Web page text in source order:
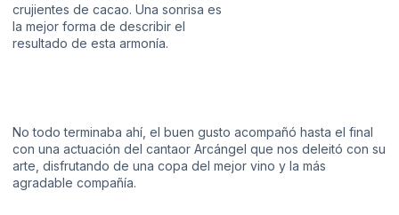
crujientes de cacao. Una sonrisa es
la mejor forma de describir el
resultado de esta armonía.
No todo terminaba ahí, el buen gusto acompañó hasta el final
con una actuación del cantaor Arcángel que nos deleitó con su
arte, disfrutando de una copa del mejor vino y la más
agradable compañía.